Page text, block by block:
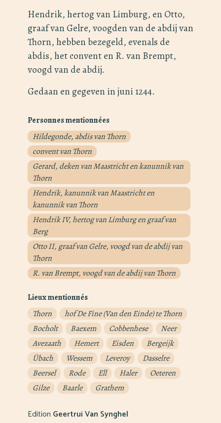
Hendrik, hertog van Limburg, en Otto,
graaf van Gelre, voogden van de abdij van
Thorn, hebben bezegeld, evenals de
abdis, het convent en R. van Brempt,
voogd van de abdij.
Gedaan en gegeven in juni 1244.
Personnes mentionnées
Hildegonde, abdis van Thorn
convent van Thorn
Gerard, deken van Maastricht en kanunnik van
Thorn
Hendrik, kanunnik van Maastricht en
kanunnik van Thorn
Hendrik IV, hertog van Limburg en graaf van
Berg
Otto II, graaf van Gelre, voogd van de abdij van
Thorn
R. van Brempt, voogd van de abdij van Thorn
Lieux mentionnés
Thorn
hof De Fine (Van den Einde) te Thorn
Bocholt
Baexem Cobbenhese
Neer
Avezaath
Hemert Eisden
Bergeijk
Übach
Wessem Leveroy
Dasselre
Beersel
Rode Ell Haler
Oeteren
Gilze
Baarle Grathem
Edition Geertrui Van Synghel